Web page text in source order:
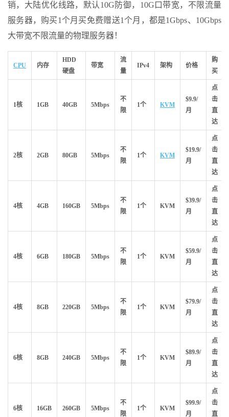
销，大陆优化线路，默认10G防御，10G口带宽，不限流量
服务器，购买1个月买免费赠送1个月，都是1Gbps、10Gbps
大带宽不限流量的物理服务器！
CPU 内存
HDD
硬盘
带宽
流
量
IPv4 架构 价格
购
买
1核 1GB 40GB 5Mbps
不
限
1个 KVM
$9.9/
月
点
击
直
达
2核 2GB 80GB 5Mbps
不
限
1个 KVM
$19.9/
月
点
击
直
达
4核 4GB 160GB 5Mbps
不
限
1个 KVM
$39.9/
月
点
击
直
达
4核 6GB 180GB 5Mbps
不
限
1个 KVM
$59.9/
月
点
击
直
达
4核 8GB 220GB 5Mbps
不
限
1个 KVM
$79.9/
月
点
击
直
达
6核 8GB 240GB 5Mbps
不
限
1个 KVM
$89.9/
月
点
击
直
达
6核 16GB 260GB 5Mbps
不
限
1个 KVM
$99.9/
月
点
击
直